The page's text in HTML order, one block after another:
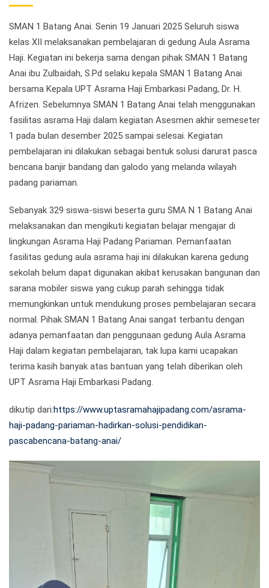
SMAN 1 Batang Anai. Senin 19 Januari 2025 Seluruh siswa
kelas XII melaksanakan pembelajaran di gedung Aula Asrama
Haji. Kegiatan ini bekerja sama dengan pihak SMAN 1 Batang
Anai ibu Zulbaidah, S.Pd selaku kepala SMAN 1 Batang Anai
bersama Kepala UPT Asrama Haji Embarkasi Padang, Dr. H.
Afrizen. Sebelumnya SMAN 1 Batang Anai telah menggunakan
fasilitas asrama Haji dalam kegiatan Asesmen akhir semeseter
1 pada bulan desember 2025 sampai selesai. Kegiatan
pembelajaran ini dilakukan sebagai bentuk solusi darurat pasca
bencana banjir bandang dan galodo yang melanda wilayah
padang pariaman.
Sebanyak 329 siswa-siswi beserta guru SMA N 1 Batang Anai
melaksanakan dan mengikuti kegiatan belajar mengajar di
lingkungan Asrama Haji Padang Pariaman. Pemanfaatan
fasilitas gedung aula asrama haji ini dilakukan karena gedung
sekolah belum dapat digunakan akibat kerusakan bangunan dan
sarana mobiler siswa yang cukup parah sehingga tidak
memungkinkan untuk mendukung proses pembelajaran secara
normal. Pihak SMAN 1 Batang Anai sangat terbantu dengan
adanya pemanfaatan dan penggunaan gedung Aula Asrama
Haji dalam kegiatan pembelajaran, tak lupa kami ucapakan
terima kasih banyak atas bantuan yang telah diberikan oleh
UPT Asrama Haji Embarkasi Padang.
dikutip dari:https://www.uptasramahajipadang.com/asrama-
haji-padang-pariaman-hadirkan-solusi-pendidikan-
pascabencana-batang-anai/